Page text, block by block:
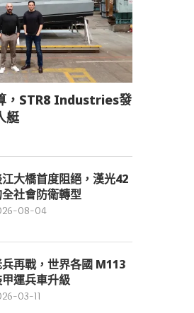
，STR8 Industries發
艇
大橋首度阻絕，漢光42
全社會防衛轉型
08-04
再戰，世界各國 M113
運兵車升級
03-11